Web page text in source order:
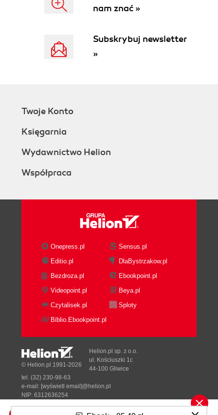
nam znać »
Subskrybuj newsletter
»
Twoje Konto
Księgarnia
Wydawnictwo Helion
Współpraca
Onepress.pl
Sensus.pl
Editio.pl
DlaBystrzakow.pl
Bezdroza.pl
Ebookpoint.pl
Videopoint.pl
Beya.pl
Czytalisek.pl
Sploty
Biblio.Ebookpoint.pl
© Helion.pl 1991-2026
Helion.pl sp. z o.o.
ul. Kościuszki 1c
44-100 Gliwice
tel. (32) 230-98-63
e-mail: [wyświetl email]@helion.pl
NIP: 6312636254